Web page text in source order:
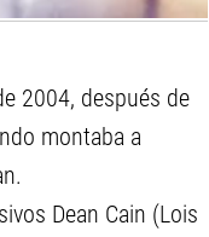
2004, después de
montaba a
Dean Cain (Lois